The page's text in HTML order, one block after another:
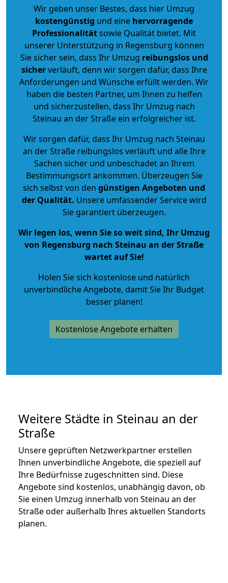
Wir geben unser Bestes, dass hier Umzug
kostengünstig und eine hervorragende
Professionalitätsowie Qualität bietet. Mit
unserer Unterstützung in Regensburg können
Sie sicher sein, dass Ihr Umzug reibungslos und
sicherverläuft, denn wir sorgen dafür, dass Ihre
Anforderungen und Wünsche erfüllt werden. Wir
haben die besten Partner, um Ihnen zu helfen
und sicherzustellen, dass Ihr Umzug nach
Steinau an der Straße ein erfolgreicher ist.
Wir sorgen dafür, dass Ihr Umzug nach Steinau
an der Straße reibungslos verläuft und alle Ihre
Sachen sicher und unbeschadet an Ihrem
Bestimmungsort ankommen. Überzeugen Sie
sich selbst von den günstigen Angeboten und
der Qualität. Unsere umfassender Service wird
Sie garantiert überzeugen.
Wir legen los, wenn Sie so weit sind, Ihr Umzug
von Regensburg nach Steinau an der Straße
wartet auf Sie!
Holen Sie sich kostenlose und natürlich
unverbindliche Angebote, damit Sie Ihr Budget
besser planen!
Kostenlose Angebote erhalten
Weitere Städte in Steinau an der
Straße
Unsere geprüften Netzwerkpartner erstellen
Ihnen unverbindliche Angebote, die speziell auf
Ihre Bedürfnisse zugeschnitten sind. Diese
Angebote sind kostenlos, unabhängig davon, ob
Sie einen Umzug innerhalb von Steinau an der
Straße oder außerhalb Ihres aktuellen Standorts
planen.